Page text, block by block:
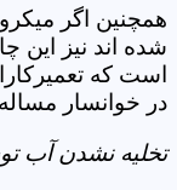
همچنین اگر
شده اند نیز این
است که
در خوانسار
تخلیه نشدن آب